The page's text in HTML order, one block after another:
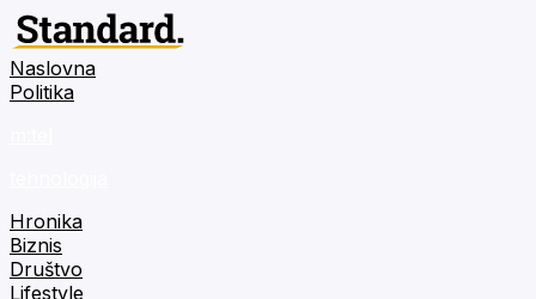
Naslovna
Politika
Hronika
Biznis
Društvo
Lifestyle